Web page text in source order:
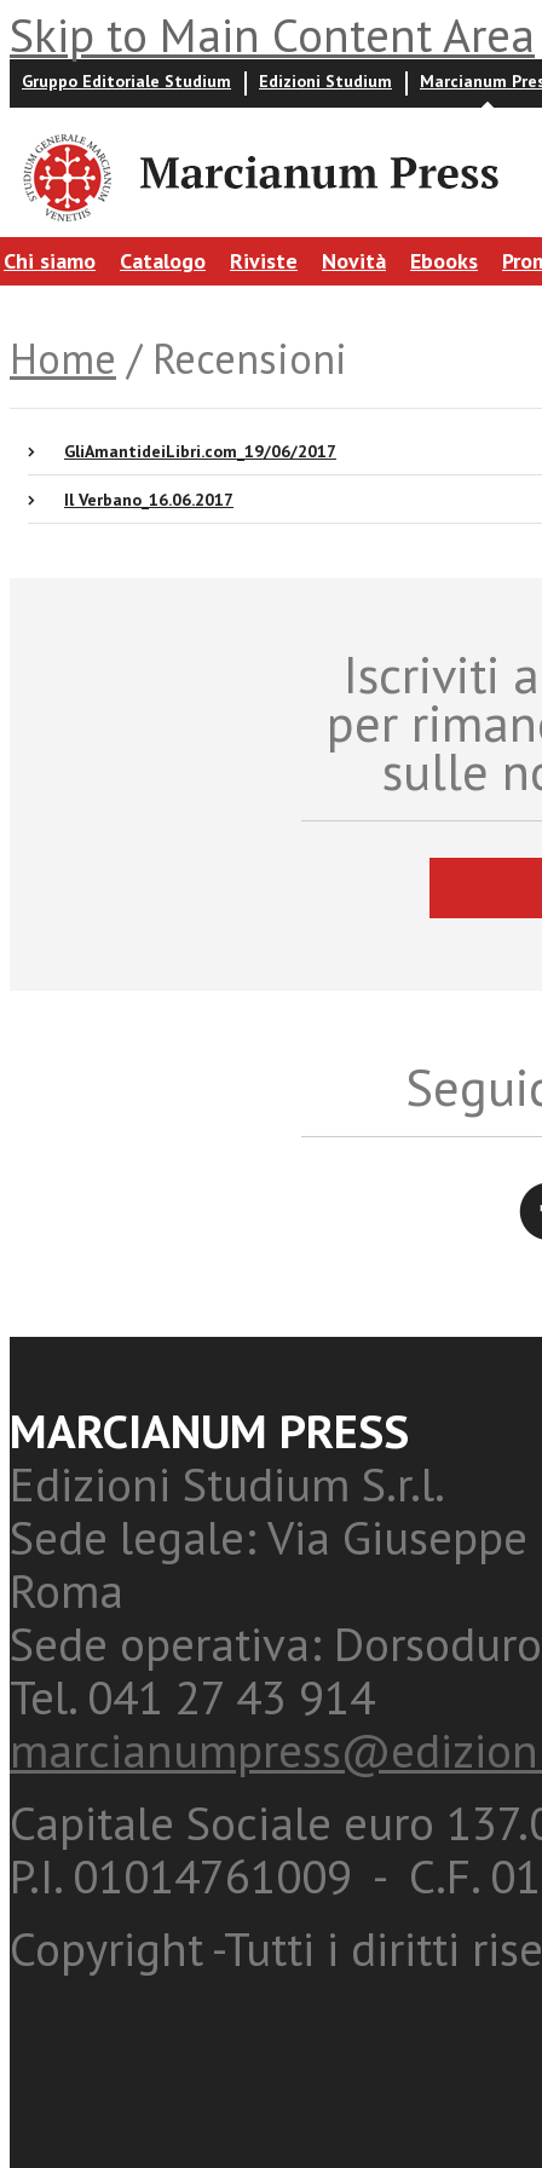
Skip to Main Content Area
Gruppo Editoriale Studium Edizioni Studium Marcianum
Chi siamo Catalogo Riviste Novità Ebooks
Home / Recensioni
GliAmantideiLibri.com_19/06/2017
Il Verbano_16.06.2017
Iscriviti
per
sulle
MARCIANUM PRESS
Edizioni Studium S.r.l.
Sede legale: Via
Roma
Sede operativa:
Tel. 041 27 43 914
Capitale Sociale euro
P.I. 01014761009 - C.F.
Copyright -Tutti i diritti